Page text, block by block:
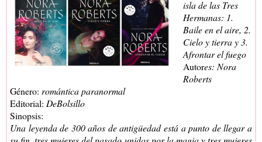
isla de las Tres
Hermanas: 1.
Baile en el aire, 2.
Cielo y tierra y 3.
Afrontar el fuego
Autores: Nora
Roberts
Género: romántica paranormal
Editorial: DeBolsillo
Sinopsis:
Una leyenda de 300 años de antigüedad está a punto de llegar a